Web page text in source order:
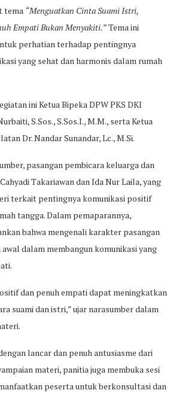
tema “Menguatkan Cinta Suami Istri,
Empati Bukan Menyakiti.”Tema ini
perhatian terhadap pentingnya
yang sehat dan harmonis dalam rumah
ini Ketua Bipeka DPW PKS DKI
S.Sos., S.Sos.I., M.M., serta Ketua
Dr. Nandar Sunandar, Lc., M.Si.
pasangan pembicara keluarga dan
Takariawan dan Ida Nur Laila, yang
terkait pentingnya komunikasi positif
tangga. Dalam pemaparannya,
bahwa mengenali karakter pasangan
dalam membangun komunikasi yang
dan penuh empati dapat meningkatkan
suami dan istri,” ujar narasumber dalam
lancar dan penuh antusiasme dari
materi, panitia juga membuka sesi
peserta untuk berkonsultasi dan